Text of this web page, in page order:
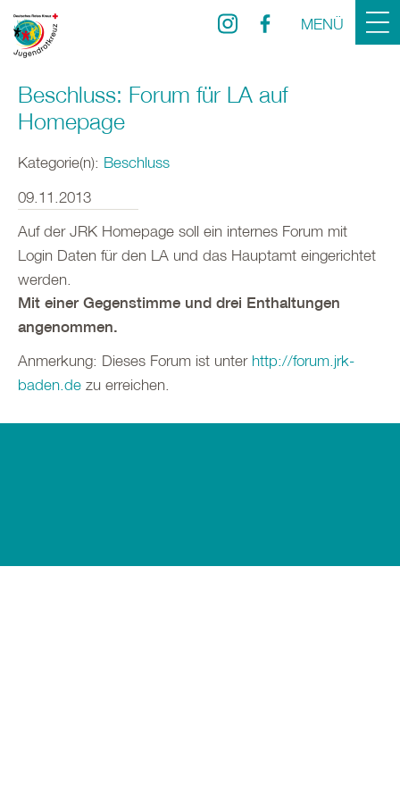
MENÜ
Beschluss: Forum für LA auf
Homepage
Kategorie(n): Beschluss
09.11.2013
Auf der JRK Homepage soll ein internes Forum mit
Login Daten für den LA und das Hauptamt eingerichtet
werden.
Mit einer Gegenstimme und drei Enthaltungen
angenommen.
Anmerkung: Dieses Forum ist unter http://forum.jrk-
baden.de zu erreichen.